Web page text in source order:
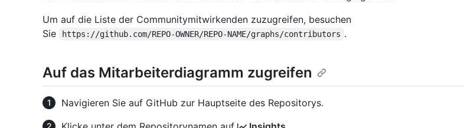
Um auf die Liste der Communitymitwirkenden zuzugreifen, besuchen
Sie
https://github.com/REPO-OWNER/REPO-NAME/graphs/contributors .
Auf das Mitarbeiterdiagramm zugreifen
Navigieren Sie auf GitHub zur Hauptseite des Repositorys.